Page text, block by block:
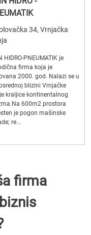
34, Vrnjačka
HIDRO-PNEUMATIK je
firma koja je
2000. god. Nalazi se u
blizini Vrnjačke
kraljice kontinentalnog
600m2 prostora
je pogon mašinske
re...
firma